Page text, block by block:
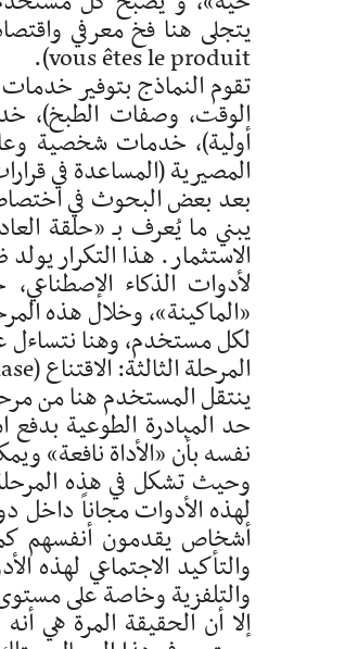
vous êtes le produit).
تقوم النماذج بتوفير
الوقت، وصفات الطبخ)،
أولية)، خدمات شخصية
المصيرية (المساعدة في
بعد بعض البحوث في
الاستثمار. هذا التكرار
لأدوات الذكاء
«الماكينة»، وخلال هذه
لكل مستخدم، وهنا نتساءل
المرحلة الثالثة: الاقتناع (La Conviction / The Conviction Phase)
ينتقل المستخدم هنا من
حد المبادرة الطوعية
نفسه بأن «الأداة نافعة»
وحيث تشكل في هذه
لهذه الأدوات مجاناً داخل
أشخاص يقدمون أنفسهم
والتأكيد الاجتماعي لهذه
والتلفزية وخاصة على
إلا أن الحقيقة المرة هي